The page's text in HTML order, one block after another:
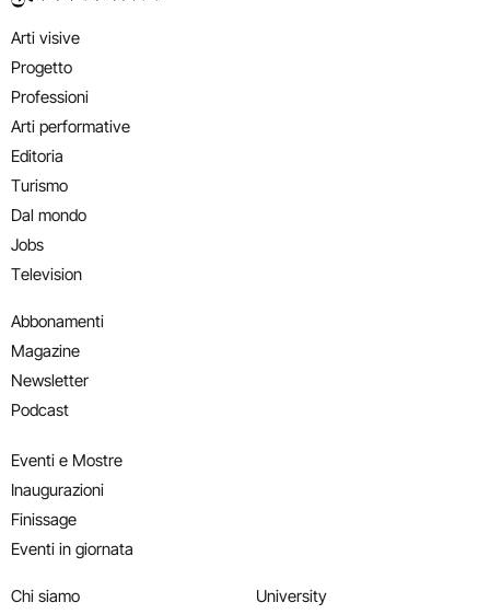
Arti visive
Progetto
Professioni
Arti performative
Editoria
Turismo
Dal mondo
Jobs
Television
Abbonamenti
Magazine
Newsletter
Podcast
Eventi e Mostre
Inaugurazioni
Finissage
Eventi in giornata
Chi siamo
University